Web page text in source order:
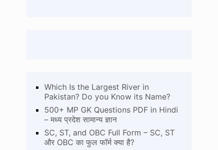
Which Is the Largest River in
Pakistan? Do you Know its Name?
500+ MP GK Questions PDF in Hindi
– मध्य प्रदेश सामान्य ज्ञान
SC, ST, and OBC Full Form – SC, ST
और OBC का फुल फॉर्म क्या है?